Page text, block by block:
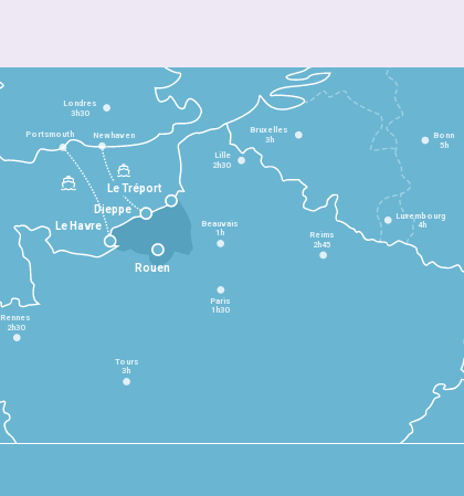
Le Havre
Dieppe
Le Tréport
Rennes
2h30
Tours
3h
Paris
1h30
Beauvais
1h Reims
2h45
Lille
2h30
Bruxelles
3h
Londres
3h30
Newhaven
Portsmouth Bonn
5h
Luxembourg
4h
Rouen